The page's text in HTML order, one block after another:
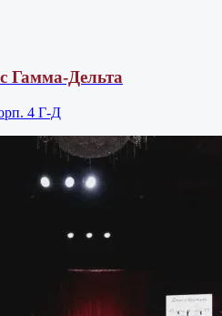
Гамма-Дельта
4 Г-Д